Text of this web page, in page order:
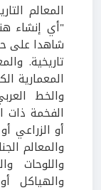
المعالم
"أي إنشاء
شاهدا على
تاريخية.
المعمارية
والخط
الفخمة ذات
أو الزراعي
والمعالم
واللوحات
والهياكل